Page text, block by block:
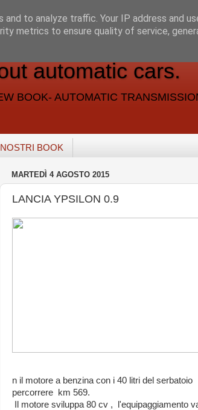
automatic cars.
BOOK- AUTOMATIC
BOOK
MARTEDÌ 4 AGOSTO 2015
LANCIA YPSILON 0.9
n il motore a benzina con i 40 litri del serbatoio
percorrere km 569.
Il motore sviluppa 80 cv , l'equipaggiamento
to analyze traffic. Your IP address and
metrics to ensure quality of service,